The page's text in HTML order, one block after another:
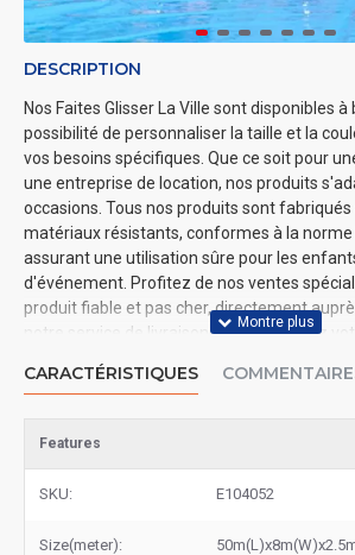
DESCRIPTION
Nos Faites Glisser La Ville sont disponibles à
possibilité de personnaliser la taille et la
vos besoins spécifiques. Que ce soit pour
une entreprise de location, nos produits
occasions. Tous nos produits sont fabriqués
matériaux résistants, conformes à la norme
assurant une utilisation sûre pour les
d'événement. Profitez de nos ventes
produit fiable et pas cher, directement
notre service de livraison rapide, recevez
découvrir tous nos modèles ou contactez-
CARACTÉRISTIQUES
Features
SKU: E104052
Size(meter):